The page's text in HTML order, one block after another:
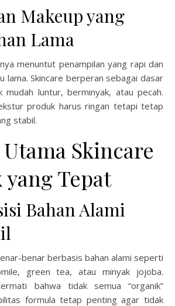
Makeup yang
Lama
menuntut penampilan yang rapi dan
lama. Skincare berperan sebagai dasar
mudah luntur, berminyak, atau pecah.
produk harus ringan tetapi tetap
stabil.
Skincare
Tepat
Bahan Alami
benar berbasis bahan alami seperti
green tea, atau minyak jojoba.
bahwa tidak semua “organik”
formula tetap penting agar tidak